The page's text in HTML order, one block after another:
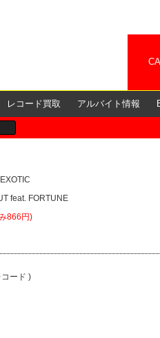
レコード買取 アルバイト情報
feat. FORTUNE
866円)
ード )